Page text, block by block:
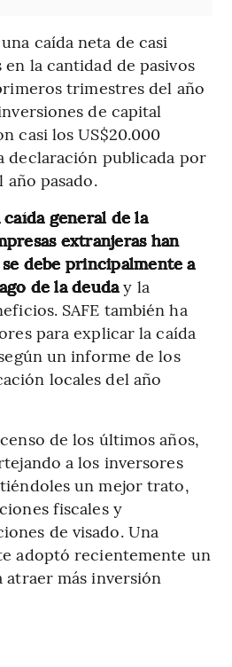
caída neta de casi
en la cantidad de pasivos
trimestres del año
de capital
casi los US$20.000
declaración publicada por
año pasado.
general de la
extranjeras han
debe principalmente a
de la deuday la
SAFE también ha
para explicar la caída
un informe de los
locales del año
de los últimos años,
a los inversores
un mejor trato,
fiscales y
de visado. Una
adoptó recientemente un
más inversión